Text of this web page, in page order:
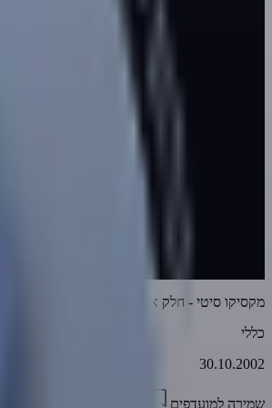
מקסיקו סיטי - חלק א (קלטת טייפ מס' 290)
כללי
30.10.2002
שמירה למועדפים